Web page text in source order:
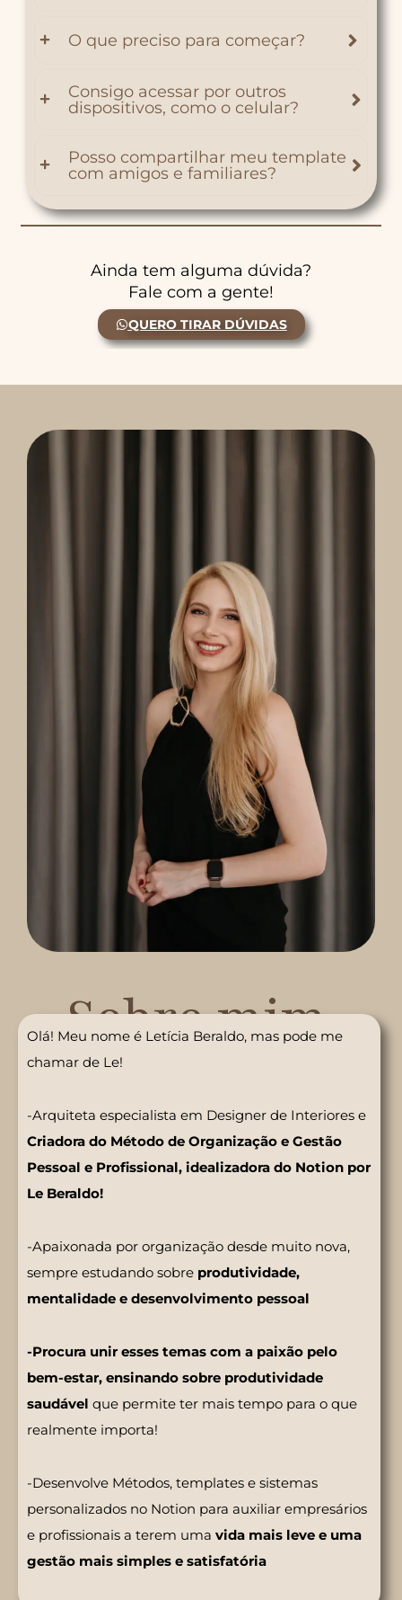
O que preciso para começar?
Consigo acessar por outros
dispositivos, como o celular?
Posso compartilhar meu template
com amigos e familiares?
Ainda tem alguma dúvida?
Fale com a gente!
QUERO TIRAR DÚVIDAS
Sobre mim
Olá! Meu nome é Letícia Beraldo, mas pode me
chamar de Le!
-Arquiteta especialista em Designer de Interiores e
Criadora do Método de Organização e Gestão
Pessoal e Profissional, idealizadora do Notion por
Le Beraldo!
-Apaixonada por organização desde muito nova,
sempre estudando sobre produtividade,
mentalidade e desenvolvimento pessoal
-Procura unir esses temas com a paixão pelo
bem-estar, ensinando sobre produtividade
saudável que permite ter mais tempo para o que
realmente importa!
-Desenvolve Métodos, templates e sistemas
personalizados no Notion para auxiliar empresários
e profissionais a terem uma vida mais leve e uma
gestão mais simples e satisfatória